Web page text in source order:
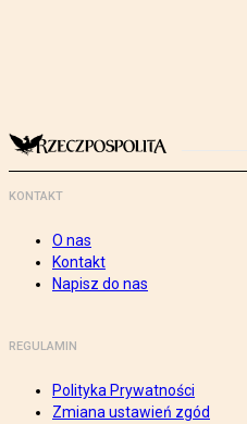
KONTAKT
O nas
Kontakt
Napisz do nas
REGULAMIN
Polityka Prywatności
Zmiana ustawień zgód